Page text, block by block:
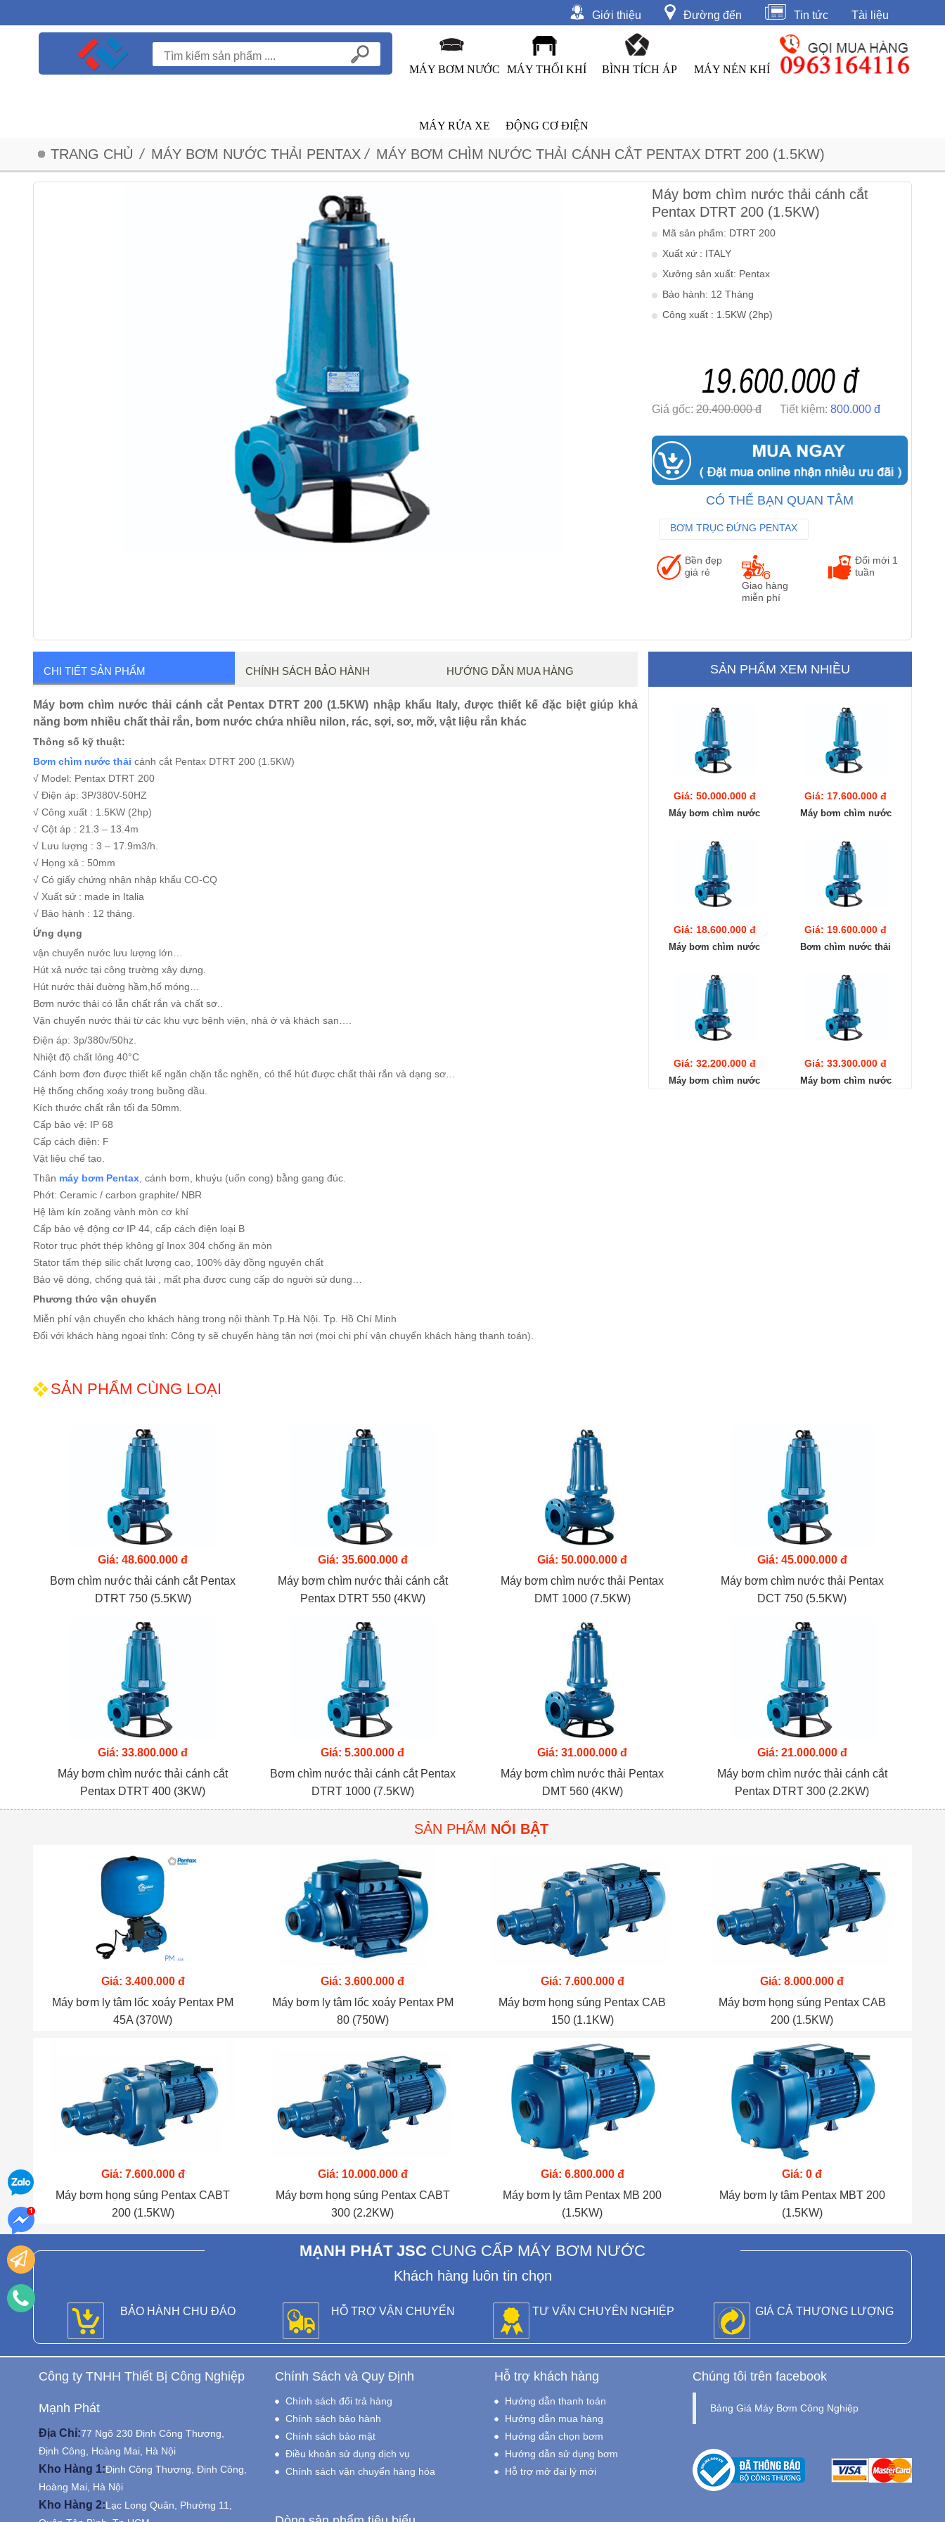
Giới thiệu Đường đến Tin tức Tài liệu
MÁY BƠM NƯỚC MÁY THỔI KHÍ BÌNH TÍCH ÁP MÁY NÉN KHÍ
MÁY RỬA XE ĐỘNG CƠ ĐIỆN
TRANG CHỦ / MÁY BƠM NƯỚC THẢI PENTAX / MÁY BƠM CHÌM NƯỚC THẢI CÁNH CẮT PENTAX DTRT 200 (1.5KW)
Máy bơm chìm nước thải cánh cắt
Pentax DTRT 200 (1.5KW)
Mã sản phẩm: DTRT 200
Xuất xứ : ITALY
Xưởng sản xuất: Pentax
Bảo hành: 12 Tháng
Công xuất : 1.5KW (2hp)
19.600.000 đ
Giá gốc:20.400.000 đ Tiết kiệm: 800.000 đ
CÓ THỂ BẠN QUAN TÂM
BƠM TRỤC ĐỨNG PENTAX
MÁY BƠM NƯỚC NÓNG
Bền đẹp
giá rẻ
Giao hàng
miễn phí
Đổi mới 1
tuần
CHI TIẾT SẢN PHẨM CHÍNH SÁCH BẢO HÀNH HƯỚNG DẪN MUA HÀNG
Máy bơm chìm nước thải cánh cắt Pentax DTRT 200 (1.5KW) nhập khẩu Italy, được thiết kế đặc biệt giúp khả
năng bơm nhiều chất thải rắn, bơm nước chứa nhiều nilon, rác, sợi, sơ, mỡ, vật liệu rắn khác
Thông số kỹ thuật:
Bơm chìm nước thải cánh cắt Pentax DTRT 200 (1.5KW)
√ Model: Pentax DTRT 200
√ Điện áp: 3P/380V-50HZ
√ Công xuất : 1.5KW (2hp)
√ Cột áp : 21.3 – 13.4m
√ Lưu lượng : 3 – 17.9m3/h.
√ Họng xả : 50mm
√ Có giấy chứng nhận nhập khẩu CO-CQ
√ Xuất sứ : made in Italia
√ Bảo hành : 12 tháng.
Ứng dụng
vận chuyển nước lưu lượng lớn…
Hút xả nước tại công trường xây dựng.
Hút nước thải đuờng hầm,hố móng…
Bơm nước thải có lẫn chất rắn và chất sơ..
Vận chuyển nước thải từ các khu vực bệnh viện, nhà ở và khách sạn….
Điện áp: 3p/380v/50hz.
Nhiệt độ chất lỏng 40°C
Cánh bơm đơn được thiết kế ngăn chặn tắc nghẽn, có thể hút được chất thải rắn và dạng sơ…
Hệ thống chống xoáy trong buồng dầu.
Kích thước chất rắn tối đa 50mm.
Cấp bảo vệ: IP 68
Cấp cách điện: F
Vật liệu chế tạo.
Thân máy bơm Pentax , cánh bơm, khuỷu (uốn cong) bằng gang đúc.
Phớt: Ceramic / carbon graphite/ NBR
Hệ làm kín zoăng vành mòn cơ khí
Cấp bảo vệ động cơ IP 44, cấp cách điện loại B
Rotor trục phớt thép không gỉ Inox 304 chống ăn mòn
Stator tấm thép silic chất lượng cao, 100% dây đồng nguyên chất
Bảo vệ dòng, chống quá tải , mất pha được cung cấp do người sử dung…
Phương thức vận chuyển
Miễn phí vận chuyển cho khách hàng trong nội thành Tp.Hà Nội. Tp. Hồ Chí Minh
Đối với khách hàng ngoại tỉnh: Công ty sẽ chuyển hàng tận nơi (mọi chi phí vận chuyển khách hàng thanh toán).
SẢN PHẨM XEM NHIỀU
Giá: 50.000.000 đ
Máy bơm chìm nước
(7.5KW)
Giá: 17.600.000 đ
Máy bơm chìm nước
(1.1KW)
Giá: 18.600.000 đ
Máy bơm chìm nước
(1.5KW)
Giá: 19.600.000 đ
Bơm chìm nước thải
Giá: 32.200.000 đ
Máy bơm chìm nước
Giá: 33.300.000 đ
Máy bơm chìm nước
SẢN PHẨM CÙNG LOẠI
Giá: 48.600.000 đ
Bơm chìm nước thải cánh cắt Pentax
DTRT 750 (5.5KW)
Giá: 35.600.000 đ
Máy bơm chìm nước thải cánh cắt
Pentax DTRT 550 (4KW)
Giá: 50.000.000 đ
Máy bơm chìm nước thải Pentax
DMT 1000 (7.5KW)
Giá: 45.000.000 đ
Máy bơm chìm nước thải Pentax
DCT 750 (5.5KW)
Giá: 33.800.000 đ
Máy bơm chìm nước thải cánh cắt
Pentax DTRT 400 (3KW)
Giá: 5.300.000 đ
Bơm chìm nước thải cánh cắt Pentax
DTRT 1000 (7.5KW)
Giá: 31.000.000 đ
Máy bơm chìm nước thải Pentax
DMT 560 (4KW)
Giá: 21.000.000 đ
Máy bơm chìm nước thải cánh cắt
Pentax DTRT 300 (2.2KW)
SẢN PHẨM NỔI BẬT
Giá: 3.400.000 đ
Máy bơm ly tâm lốc xoáy Pentax PM
45A (370W)
Giá: 3.600.000 đ
Máy bơm ly tâm lốc xoáy Pentax PM
80 (750W)
Giá: 7.600.000 đ
Máy bơm họng súng Pentax CAB
150 (1.1KW)
Giá: 8.000.000 đ
Máy bơm họng súng Pentax CAB
200 (1.5KW)
Giá: 7.600.000 đ
Máy bơm họng súng Pentax CABT
200 (1.5KW)
Giá: 10.000.000 đ
Máy bơm họng súng Pentax CABT
300 (2.2KW)
Giá: 6.800.000 đ
Máy bơm ly tâm Pentax MB 200
(1.5KW)
Giá: 0 đ
Máy bơm ly tâm Pentax MBT 200
(1.5KW)
MẠNH PHÁT JSC CUNG CẤP MÁY BƠM NƯỚC
Khách hàng luôn tin chọn
BẢO HÀNH CHU ĐÁO HỖ TRỢ VẬN CHUYỂN TƯ VẤN CHUYÊN NGHIỆP GIÁ CẢ THƯƠNG LƯỢNG
Công ty TNHH Thiết Bị Công Nghiệp
Mạnh Phát
Địa Chỉ:77 Ngõ 230 Định Công Thượng,
Định Công, Hoàng Mai, Hà Nội
Kho Hàng 1:Định Công Thượng, Định Công,
Hoàng Mai, Hà Nội
Kho Hàng 2:Lạc Long Quân, Phường 11,
Chính Sách và Quy Định
Chính sách đổi trả hàng
Chính sách bảo hành
Chính sách bảo mật
Điều khoản sử dụng dịch vụ
Chính sách vận chuyển hàng hóa
Hỗ trợ khách hàng
Hướng dẫn thanh toán
Hướng dẫn mua hàng
Hướng dẫn chọn bơm
Hướng dẫn sử dụng bơm
Hỗ trợ mở đại lý mới
Chúng tôi trên facebook
Bảng Giá Máy Bơm Công Nghiệp